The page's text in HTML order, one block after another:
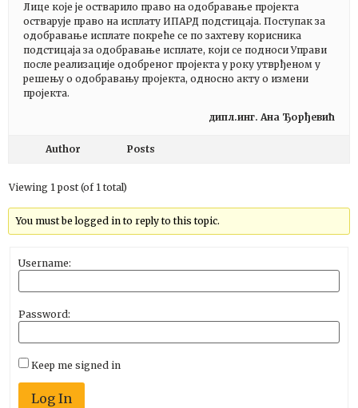
Лице које је остварило право на одобравање пројекта
остварује право на исплату ИПАРД подстицаја. Поступак за
одобравање исплате покреће се по захтеву корисника
подстицаја за одобравање исплате, који се подноси Управи
после реализације одобреног пројекта у року утврђеном у
решењу о одобравању пројекта, односно акту о измени
пројекта.
дипл.инг. Ана Ђорђевић
Author Posts
Viewing 1 post (of 1 total)
You must be logged in to reply to this topic.
Username:
Password:
Keep me signed in
Log In